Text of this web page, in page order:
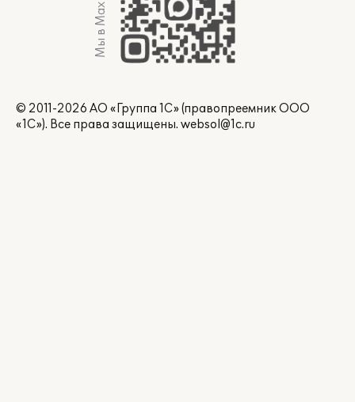
Мы в Max
© 2011-2026 АО «Группа 1С» (правопреемник ООО
«1С»). Все права защищены. websol@1c.ru